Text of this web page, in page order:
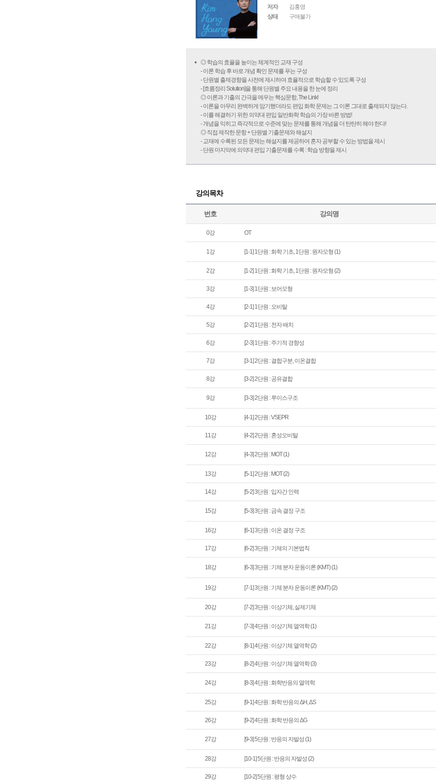
저자
김홍영
상태
구매불가
◎ 학습의 효율을 높이는 체계적인 교재 구성
- 이론 학습 후 바로 개념 확인 문제를 푸는 구성
- 단원별 출제경향을 사전에 제시하여 효율적으로 학습할 수 있도록 구성
- [흐름정리 Solution]을 통해 단원별 주요 내용을 한 눈에 정리
◎ 이론과 기출의 간극을 메우는 핵심문항, The Link!
- 이론을 아무리 완벽하게 암기했더라도 편입 화학 문제는 그 이론 그대로 출제되지 않는다.
- 이를 해결하기 위한 의약대 편입 일반화학 학습의 가장 바른 방법!
- 개념을 익히고 즉각적으로 수준에 맞는 문제를 통해 개념을 더 탄탄히 해야 한다!
◎ 직접 제작한 문항 + 단원별 기출문제와 해설지
- 교재에 수록된 모든 문제는 해설지를 제공하여 혼자 공부할 수 있는 방법을 제시
- 단원 마지막에 의약대 편입 기출문제를 수록 : 학습 방향을 제시
강의목차
번호 강의명
0강 OT
1강 [1-1] 1단원 : 화학 기초, 1단원 : 원자모형 (1)
2강 [1-2] 1단원 : 화학 기초, 1단원 : 원자모형 (2)
3강 [1-3] 1단원 : 보어모형
4강 [2-1] 1단원 : 오비탈
5강 [2-2] 1단원 : 전자 배치
6강 [2-3] 1단원 : 주기적 경향성
7강 [3-1] 2단원 : 결합구분, 이온결합
8강 [3-2] 2단원 : 공유결합
9강 [3-3] 2단원 : 루이스구조
10강 [4-1] 2단원 : VSEPR
11강 [4-2] 2단원 : 혼성오비탈
12강 [4-3] 2단원 : MOT (1)
13강 [5-1] 2단원 : MOT (2)
14강 [5-2] 3단원 : 입자간 인력
15강 [5-3] 3단원 : 금속 결정 구조
16강 [6-1] 3단원 : 이온 결정 구조
17강 [6-2] 3단원 : 기체의 기본법칙
18강 [6-3] 3단원 : 기체 분자 운동이론 (KMT) (1)
19강 [7-1] 3단원 : 기체 분자 운동이론 (KMT) (2)
20강 [7-2] 3단원 : 이상기체, 실제기체
21강 [7-3] 4단원 : 이상기체 열역학 (1)
22강 [8-1] 4단원 : 이상기체 열역학 (2)
23강 [8-2] 4단원 : 이상기체 열역학 (3)
24강 [8-3] 4단원 : 화학반응의 열역학
25강 [9-1] 4단원 : 화학 반응의 ΔH, ΔS
26강 [9-2] 4단원 : 화학 반응의 ΔG
27강 [9-3] 5단원 : 반응의 자발성 (1)
28강 [10-1] 5단원 : 반응의 자발성 (2)
29강 [10-2] 5단원 : 평형 상수